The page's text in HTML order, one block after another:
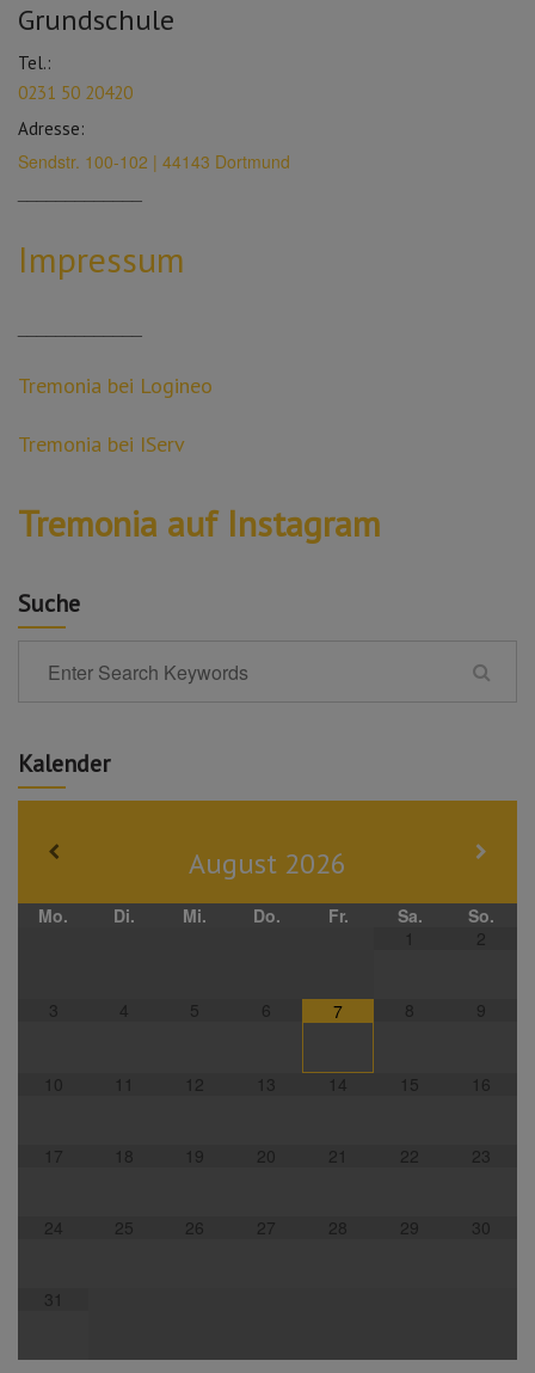
Grundschule
Tel.:
0231 50 20420
Adresse:
Sendstr. 100-102 | 44143 Dortmund
Impressum
Tremonia bei Logineo
Tremonia bei IServ
Tremonia auf Instagram
Suche
Kalender
August 2026
Mo. Di. Mi. Do. Fr. Sa.
So.
1
2
3 4 5 6 7 8 9
10 11 12 13 14 15 16
17 18 19 20 21 22 23
24 25 26 27 28 29 30
31